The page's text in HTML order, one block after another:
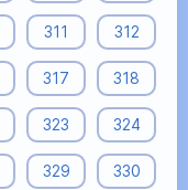
311 312
317 318
323 324
329 330